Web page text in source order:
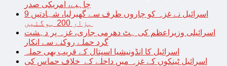
چاہیے، امریکی صدر
اسرائیل نے غزہ کو چاروں طرف سے گھیرلیا، شہادتیں 9
ہزار 200 ہوگئیں
اسرائیلی وزیراعظم کی ہٹ دھرمی جاری، غزہ پر دہشت
گرد حملے روکنے سے انکار
اسرائیل کا انڈونیشیا اسپتال کے قریب بھی حملہ
اسرائیل ٹینکوں کے غزہ میں داخلے کے خلاف حماس کی